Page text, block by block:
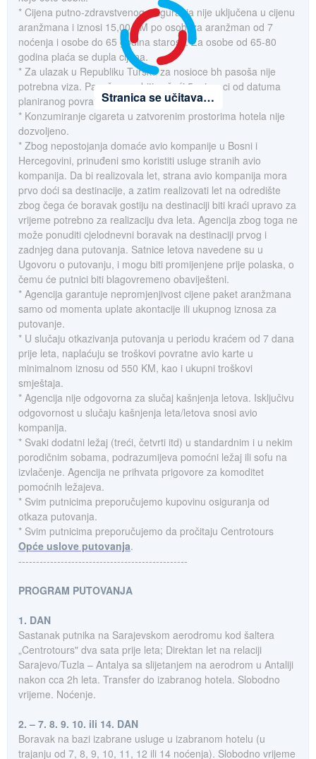
* Cijena putno-zdravstvenog osiguranja nije uključena u cijenu
aranžmana i iznosi 15,00 KM po osobi za aranžman od 7
noćenja i osobe do 65 godina starosti. Za osobe od 65-80
godina plaća se dupla cijena.
* Za ulazak u Republiku Tursku za nosioce bh pasoša nije
potrebna viza. Pasoš mora biti važeći 5 mjeseci od datuma
planiranog povratka iz Turske.
* Konzumiranje cigareta u zatvorenim prostorima hotela nije
dozvoljeno.
* Zbog nepostojanja domaće avio kompanije u Bosni i
Hercegovini, prinuđeni smo koristiti usluge stranih avio
kompanija. Da bi realizovala let, strana avio kompanija mora
prvo doći sa destinacije, a zatim realizovati let na odredište
zbog čega će boravak gostiju na destinaciji biti kraći upravo za
vrijeme potrebno za realizaciju dva leta. Agencija zbog toga ne
može ponuditi cjelodnevni boravak na destinaciji prvog i
zadnjeg dana putovanja. Satnice letova navedene su u
Ugovoru o putovanju, i mogu biti promijenjene prije polaska, o
čemu će putnici biti blagovremeno obaviješteni.
* Agencija garantuje nepromjenjivost cijene paket aranžmana
samo od momenta uplate akontacije ili ukupnog iznosa za
putovanje.
* U slučaju otkazivanja putovanja u periodu kraćem od 7 dana
prije leta, naplaćuju se troškovi povratne avio karte u
minimalnom iznosu od 550 KM, kao i ukupni troškovi
smještaja.
* Agencija nije odgovorna za slučaj kašnjenja letova. Isključivu
odgovornost u slučaju kašnjenja leta/letova snosi avio
kompanija.
* Svaki dodatni ležaj (treći, četvrti itd) u standardnim i u nekim
porodičnim sobama, podrazumijeva pomoćni ležaj ili sofu na
izvlačenje. Agencija ne prihvata prigovore za komoditet
pomoćnih ležajeva.
* Svim putnicima preporučujemo kupovinu osiguranja od
otkaza putovanja.
* Svim putnicima preporučujemo da pročitaju Centrotours
Opće uslove putovanja.
------------------------------------------------
PROGRAM PUTOVANJA
1. DAN
Sastanak putnika na Sarajevskom aerodromu kod šaltera
„Centrotours" dva sata prije leta; Direktan let na relaciji
Sarajevo/Tuzla – Antalya sa slijetanjem na aerodrom u Antaliji
nakon cca 2h leta. Transfer do izabranog hotela. Slobodno
vrijeme. Noćenje.
2. – 7. 8. 9. 10. ili 14. DAN
Boravak na bazi izabrane usluge u izabranom hotelu (u
trajanju od 7, 8, 9, 10, 11, 12 ili 14 noćenja). Slobodno vrijeme
Stranica se učitava…